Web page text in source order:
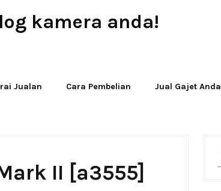
kamera anda!
Jualan Cara Pembelian Jual Gajet Anda
II [a3555]